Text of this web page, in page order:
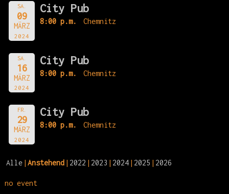
SA.
09
MÄRZ
2024
City Pub
8:00 p.m. Chemnitz
SA.
16
MÄRZ
2024
City Pub
8:00 p.m. Chemnitz
FR.
29
MÄRZ
2024
City Pub
8:00 p.m. Chemnitz
Alle Anstehend 2022 2023 2024 2025 2026
no event